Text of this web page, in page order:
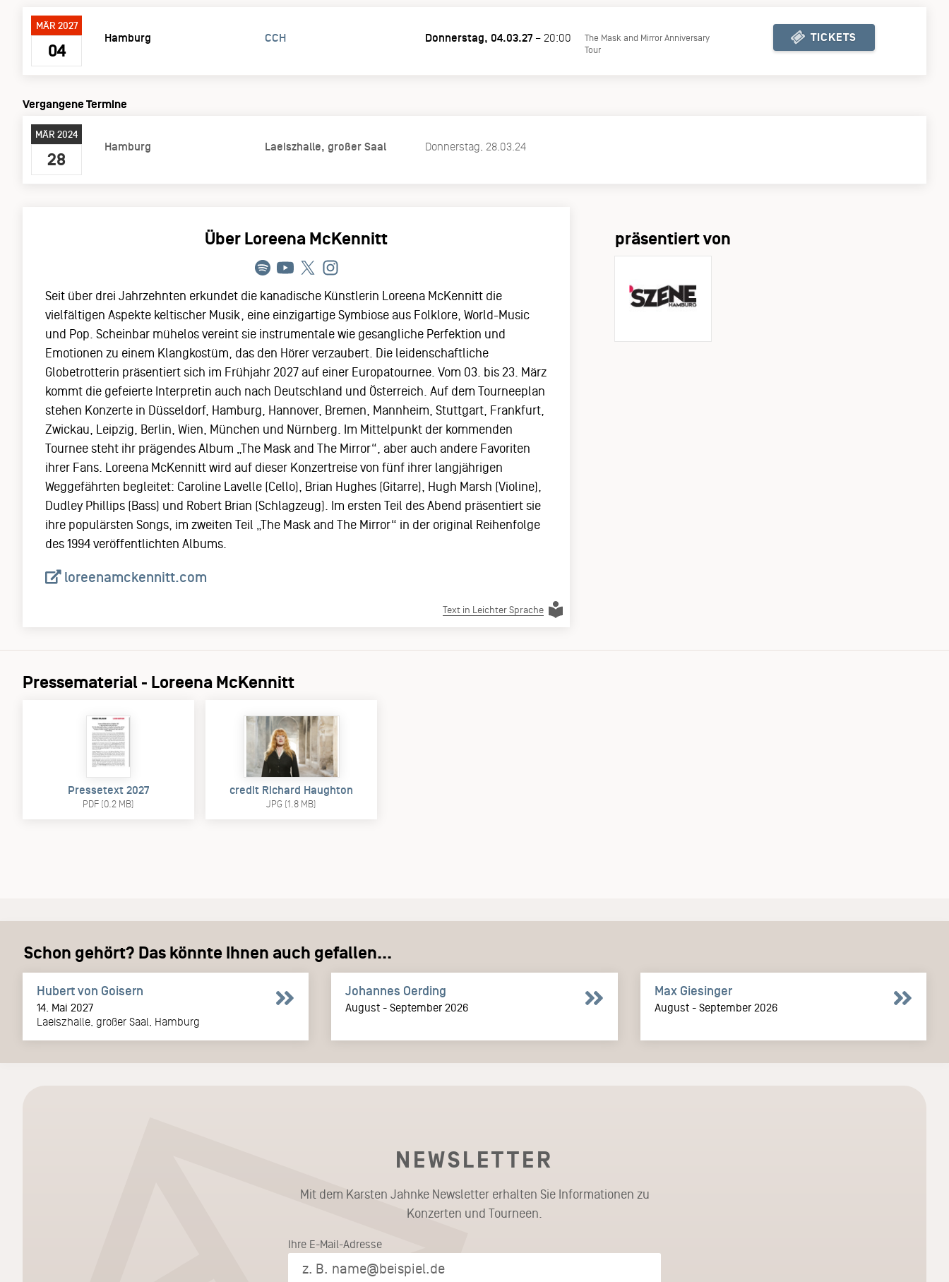
MÄR 2027
04
Hamburg CCH Donnerstag, 04.03.27 – 20:00
The Mask and Mirror Anniversary
Tour
TICKETS
Vergangene Termine
MÄR 2024
28
Hamburg Laeiszhalle, großer Saal Donnerstag, 28.03.24
Über Loreena McKennitt
Seit über drei Jahrzehnten erkundet die kanadische Künstlerin Loreena McKennitt die
vielfältigen Aspekte keltischer Musik, eine einzigartige Symbiose aus Folklore, World-Music
und Pop. Scheinbar mühelos vereint sie instrumentale wie gesangliche Perfektion und
Emotionen zu einem Klangkostüm, das den Hörer verzaubert. Die leidenschaftliche
Globetrotterin präsentiert sich im Frühjahr 2027 auf einer Europatournee. Vom 03. bis 23. März
kommt die gefeierte Interpretin auch nach Deutschland und Österreich. Auf dem Tourneeplan
stehen Konzerte in Düsseldorf, Hamburg, Hannover, Bremen, Mannheim, Stuttgart, Frankfurt,
Zwickau, Leipzig, Berlin, Wien, München und Nürnberg. Im Mittelpunkt der kommenden
Tournee steht ihr prägendes Album „The Mask and The Mirror“, aber auch andere Favoriten
ihrer Fans. Loreena McKennitt wird auf dieser Konzertreise von fünf ihrer langjährigen
Weggefährten begleitet: Caroline Lavelle (Cello), Brian Hughes (Gitarre), Hugh Marsh (Violine),
Dudley Phillips (Bass) und Robert Brian (Schlagzeug). Im ersten Teil des Abend präsentiert sie
ihre populärsten Songs, im zweiten Teil „The Mask and The Mirror“ in der original Reihenfolge
des 1994 veröffentlichten Albums.
loreenamckennitt.com
Text in Leichter Sprache
präsentiert von
Pressematerial - Loreena McKennitt
Pressetext 2027
PDF (0.2 MB)
credit Richard Haughton
JPG (1.8 MB)
Schon gehört? Das könnte Ihnen auch gefallen...
Hubert von Goisern
14. Mai 2027
Laeiszhalle, großer Saal, Hamburg
Johannes Oerding
August - September 2026
Max Giesinger
August - September 2026
NEWSLETTER
Mit dem Karsten Jahnke Newsletter erhalten Sie Informationen zu
Konzerten und Tourneen.
Ihre E-Mail-Adresse